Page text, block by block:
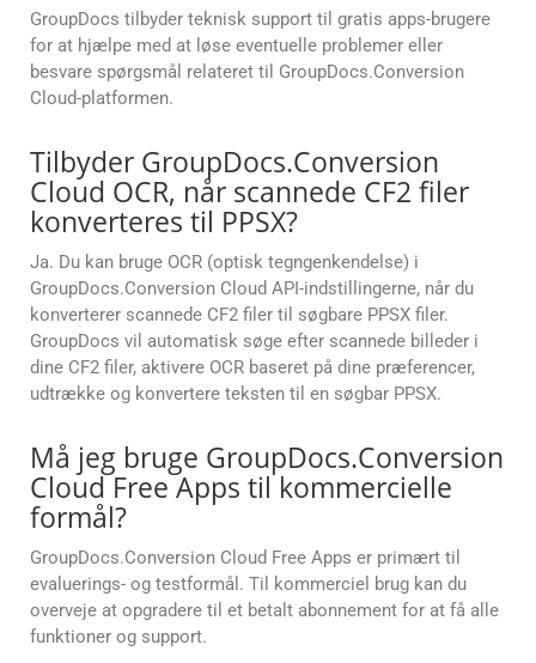
GroupDocs tilbyder teknisk support til gratis apps-brugere
for at hjælpe med at løse eventuelle problemer eller
besvare spørgsmål relateret til GroupDocs.Conversion
Cloud-platformen.
Tilbyder GroupDocs.Conversion
Cloud OCR, når scannede CF2 filer
konverteres til PPSX?
Ja. Du kan bruge OCR (optisk tegngenkendelse) i
GroupDocs.Conversion Cloud API-indstillingerne, når du
konverterer scannede CF2 filer til søgbare PPSX filer.
GroupDocs vil automatisk søge efter scannede billeder i
dine CF2 filer, aktivere OCR baseret på dine præferencer,
udtrække og konvertere teksten til en søgbar PPSX.
Må jeg bruge GroupDocs.Conversion
Cloud Free Apps til kommercielle
formål?
GroupDocs.Conversion Cloud Free Apps er primært til
evaluerings- og testformål. Til kommerciel brug kan du
overveje at opgradere til et betalt abonnement for at få alle
funktioner og support.